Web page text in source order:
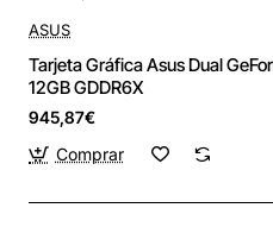
ASUS
Tarjeta Gráfica Asus Dual
12GB GDDR6X
945,87€
Comprar